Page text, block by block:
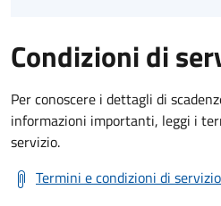
Condizioni di
Per conoscere i dettagli di
informazioni importanti, leggi i
servizio.
Termini e condizioni di servizio